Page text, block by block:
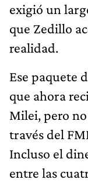
exigió un
que Zedillo
realidad.
Ese paquete
que ahora
Milei, pero
través del
Incluso el
entre las